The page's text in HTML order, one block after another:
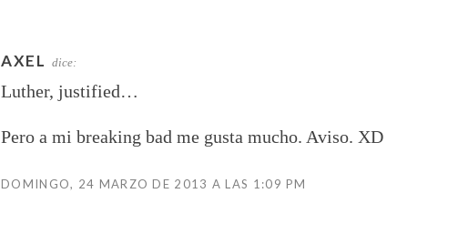
AXEL dice:
Luther, justified…
Pero a mi breaking bad me gusta mucho. Aviso. XD
DOMINGO, 24 MARZO DE 2013 A LAS 1:09 PM